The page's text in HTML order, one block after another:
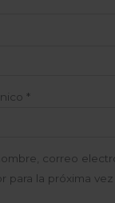
*
correo
para la próxima